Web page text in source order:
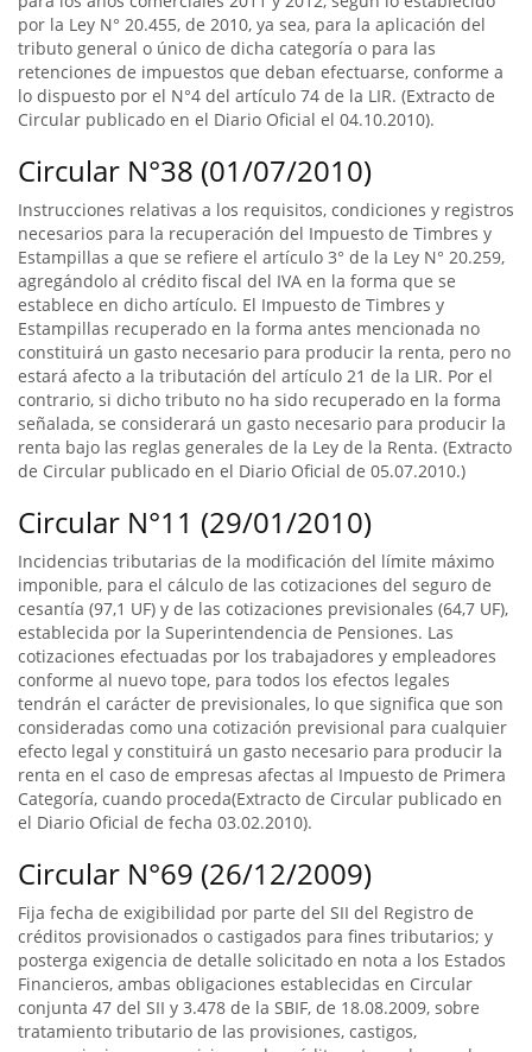
por la Ley N° 20.455, de 2010, ya sea, para la aplicación del
tributo general o único de dicha categoría o para las
retenciones de impuestos que deban efectuarse, conforme a
lo dispuesto por el N°4 del artículo 74 de la LIR. (Extracto de
Circular publicado en el Diario Oficial el 04.10.2010).
Circular N°38 (01/07/2010)
Instrucciones relativas a los requisitos, condiciones y registros
necesarios para la recuperación del Impuesto de Timbres y
Estampillas a que se refiere el artículo 3° de la Ley N° 20.259,
agregándolo al crédito fiscal del IVA en la forma que se
establece en dicho artículo. El Impuesto de Timbres y
Estampillas recuperado en la forma antes mencionada no
constituirá un gasto necesario para producir la renta, pero no
estará afecto a la tributación del artículo 21 de la LIR. Por el
contrario, si dicho tributo no ha sido recuperado en la forma
señalada, se considerará un gasto necesario para producir la
renta bajo las reglas generales de la Ley de la Renta. (Extracto
de Circular publicado en el Diario Oficial de 05.07.2010.)
Circular N°11 (29/01/2010)
Incidencias tributarias de la modificación del límite máximo
imponible, para el cálculo de las cotizaciones del seguro de
cesantía (97,1 UF) y de las cotizaciones previsionales (64,7 UF),
establecida por la Superintendencia de Pensiones. Las
cotizaciones efectuadas por los trabajadores y empleadores
conforme al nuevo tope, para todos los efectos legales
tendrán el carácter de previsionales, lo que significa que son
consideradas como una cotización previsional para cualquier
efecto legal y constituirá un gasto necesario para producir la
renta en el caso de empresas afectas al Impuesto de Primera
Categoría, cuando proceda(Extracto de Circular publicado en
el Diario Oficial de fecha 03.02.2010).
Circular N°69 (26/12/2009)
Fija fecha de exigibilidad por parte del SII del Registro de
créditos provisionados o castigados para fines tributarios; y
posterga exigencia de detalle solicitado en nota a los Estados
Financieros, ambas obligaciones establecidas en Circular
conjunta 47 del SII y 3.478 de la SBIF, de 18.08.2009, sobre
tratamiento tributario de las provisiones, castigos,